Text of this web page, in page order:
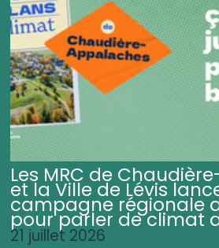
Les MRC de
et la Ville de Lévis
campagne régionale
pour parler de climat
21 juillet 2026